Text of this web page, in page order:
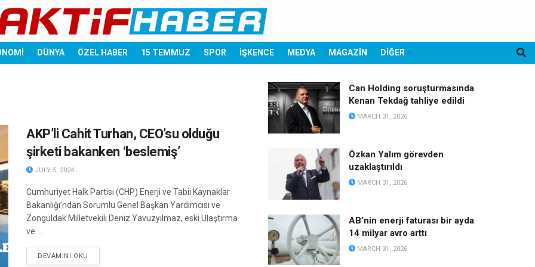
DÜNYA ÖZEL HABER 15 TEMMUZ SPOR İŞKENCE MEDYA MAGAZİN DİĞER
AKP’li Cahit Turhan, CEO’su olduğu
şirketi bakanken ‘beslemiş’
JULY 5, 2024
Cumhuriyet Halk Partisi (CHP) Enerji ve Tabii Kaynaklar
Bakanlığı’ndan Sorumlu Genel Başkan Yardımcısı ve
Zonguldak Milletvekili Deniz Yavuzyılmaz, eski Ulaştırma
ve ...
DEVAMINI OKU
Can Holding soruşturmasında
Kenan Tekdağ tahliye edildi
MARCH 31, 2026
Özkan Yalım görevden
uzaklaştırıldı
MARCH 31, 2026
AB’nin enerji faturası bir ayda
14 milyar avro arttı
MARCH 31, 2026